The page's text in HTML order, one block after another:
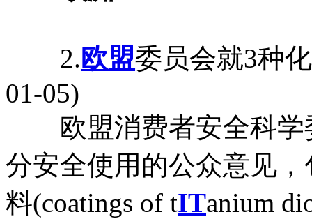
2.欧盟委员会就3种
01-05)
欧盟消费者安全科学
分安全使用的公众意见
料(coatings of tITanium